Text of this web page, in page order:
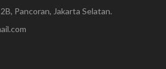
Pancoran, Jakarta Selatan.